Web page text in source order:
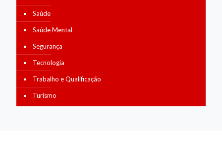
Saúde
Saúde Mental
Segurança
Tecnologia
Trabalho e Qualificação
Turismo